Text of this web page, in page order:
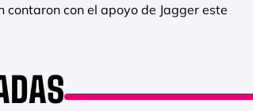
con el apoyo de Jagger este